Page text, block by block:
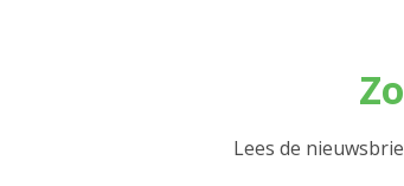
Lees de